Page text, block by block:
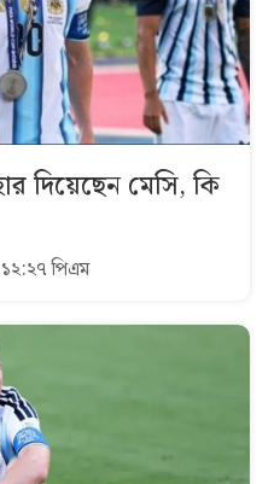
দিয়েছেন মেসি, কি
পিএম